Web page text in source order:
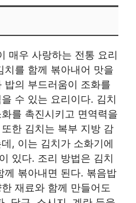
매우 사랑하는 전통 요리
치를 함께 볶아내어 맛을
밥의 부드러움이 조화를
수 있는 요리이다. 김치
를 촉진시키고 면역력을
한 김치는 복부 지방 감
, 이는 김치가 소화기에
있다. 조리 방법은 김치
께 볶아내면 된다. 볶음밥
재료와 함께 만들어도